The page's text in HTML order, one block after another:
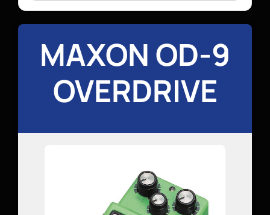
MAXON OD-9
OVERDRIVE